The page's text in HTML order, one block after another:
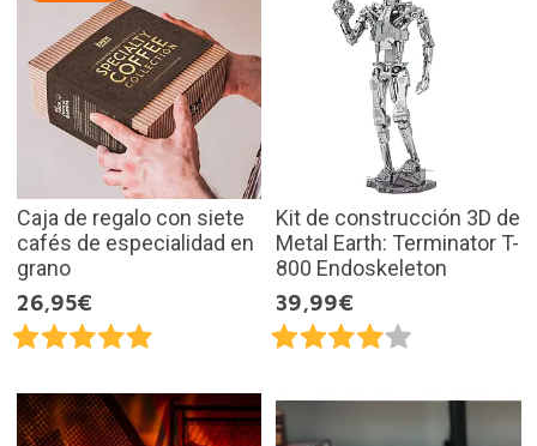
Caja de regalo con siete
cafés de especialidad en
grano
26,95€
Kit de construcción 3D de
Metal Earth: Terminator T-
800 Endoskeleton
39,99€